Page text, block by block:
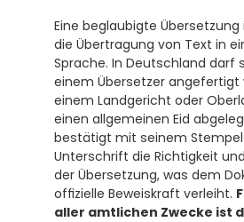
Eine beglaubigte
die Übertragung von Text in
Sprache. In Deutschland darf
einem Übersetzer angefertigt
einem Landgericht oder
einen allgemeinen Eid
bestätigt mit seinem
Unterschrift die Richtigkeit
der Übersetzung, was dem
offizielle Beweiskraft verleiht.
aller amtlichen Zwecke ist